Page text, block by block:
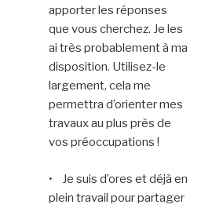
apporter les réponses
que vous cherchez. Je les
ai très probablement à ma
disposition. Utilisez-le
largement, cela me
permettra d’orienter mes
travaux au plus près de
vos préoccupations !
• Je suis d’ores et déjà en
plein travail pour partager